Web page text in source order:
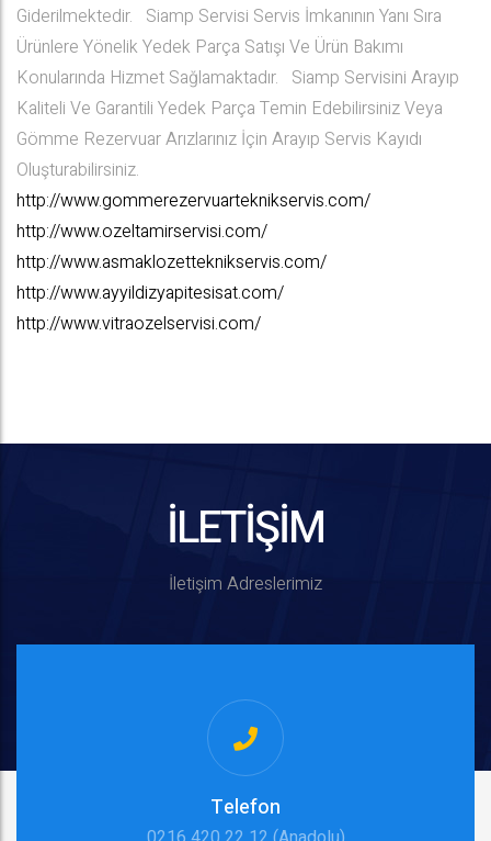
Giderilmektedir. Siamp Servisi Servis İmkanının Yanı Sıra
Ürünlere Yönelik Yedek Parça Satışı Ve Ürün Bakımı
Konularında Hizmet Sağlamaktadır. Siamp Servisini Arayıp
Kaliteli Ve Garantili Yedek Parça Temin Edebilirsiniz Veya
Gömme Rezervuar Arızlarınız İçin Arayıp Servis Kayıdı
Oluşturabilirsiniz.
http://www.gommerezervuarteknikservis.com/
http://www.ozeltamirservisi.com/
http://www.asmaklozetteknikservis.com/
http://www.ayyildizyapitesisat.com/
http://www.vitraozelservisi.com/
İLETİŞİM
İletişim Adreslerimiz
Telefon